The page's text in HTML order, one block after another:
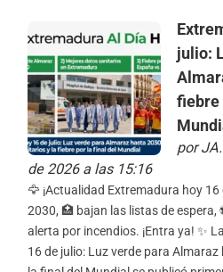
julio:
fiebre
por
de 2026 a las 15:16
🦅 ¡Actualidad Extremadura hoy
2030, 🏥 bajan las listas de espera,
alerta por incendios. ¡Entra ya! ✨
16 de julio: Luz verde para